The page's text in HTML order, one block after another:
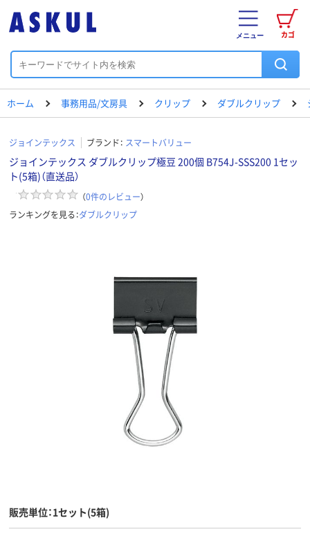
カゴ
メニュー
ホーム 事務用品/文房具 クリップ ダブルクリップ
ジョインテックス ブランド： スマートバリュー
ジョインテックス ダブルクリップ極豆 200個 B754J-SSS200 1セッ
ト(5箱)（直送品）
（0件のレビュー）
ランキングを見る：ダブルクリップ
販売単位：1セット(5箱)